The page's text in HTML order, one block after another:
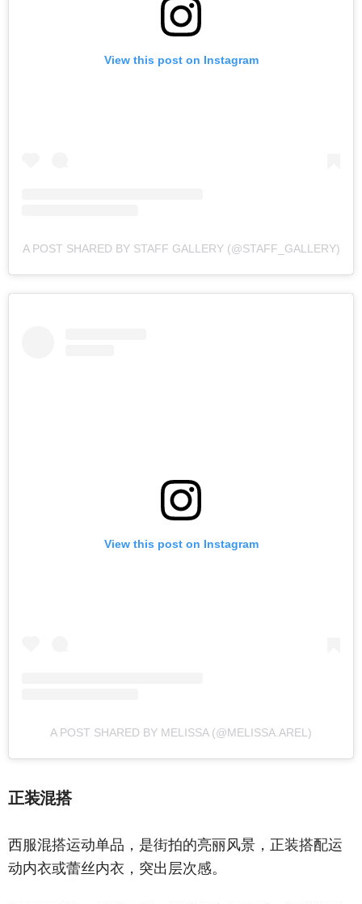
View this post on Instagram
A POST SHARED BY STAFF GALLERY (@STAFF_GALLERY)
View this post on Instagram
A POST SHARED BY MELISSA (@MELISSA.AREL)
正装混搭
西服混搭运动单品，是街拍的亮丽风景，正装搭配运
动内衣或蕾丝内衣，突出层次感。